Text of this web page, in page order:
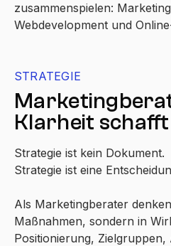
zusammenspielen:
Webdevelopment und
STRATEGIE
Klarheit schafft
Strategie ist kein Dokument.
Strategie ist eine
Als Marketingberater
Maßnahmen, sondern in
Positionierung,